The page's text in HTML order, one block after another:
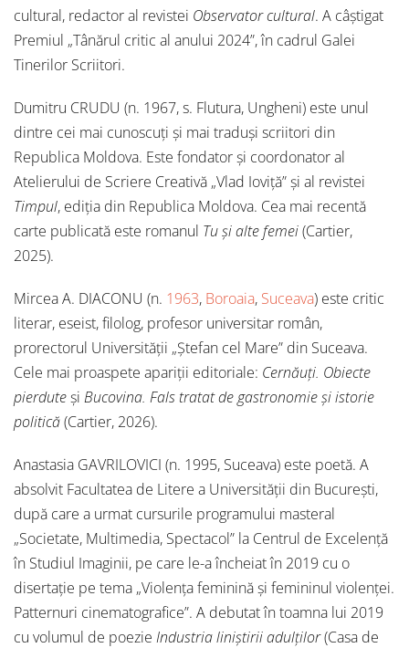
cultural, redactor al revistei Observator cultural. A câștigat
Premiul „Tânărul critic al anului 2024”, în cadrul Galei
Tinerilor Scriitori.
Dumitru CRUDU (n. 1967, s. Flutura, Ungheni) este unul
dintre cei mai cunoscuți și mai traduși scriitori din
Republica Moldova. Este fondator și coordonator al
Atelierului de Scriere Creativă „Vlad Ioviță” și al revistei
Timpul, ediția din Republica Moldova. Cea mai recentă
carte publicată este romanul Tu și alte femei(Cartier,
2025).
Mircea A. DIACONU (n. 1963, Boroaia, Suceava) este critic
literar, eseist, filolog, profesor universitar român,
prorectorul Universității „Ștefan cel Mare” din Suceava.
Cele mai proaspete apariții editoriale: Cernăuți. Obiecte
pierduteși Bucovina. Fals tratat de gastronomie și istorie
politică(Cartier, 2026).
Anastasia GAVRILOVICI (n. 1995, Suceava) este poetă. A
absolvit Facultatea de Litere a Universității din București,
după care a urmat cursurile programului masteral
„Societate, Multimedia, Spectacol” la Centrul de Excelență
în Studiul Imaginii, pe care le-a încheiat în 2019 cu o
disertație pe tema „Violența feminină și femininul violenței.
Patternuri cinematografice”. A debutat în toamna lui 2019
cu volumul de poezie Industria liniștirii adulților(Casa de